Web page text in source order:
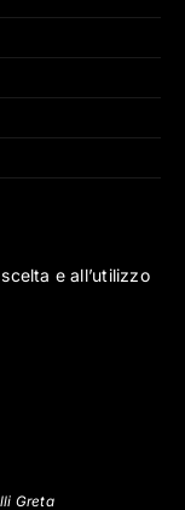
e all’utilizzo
Greta